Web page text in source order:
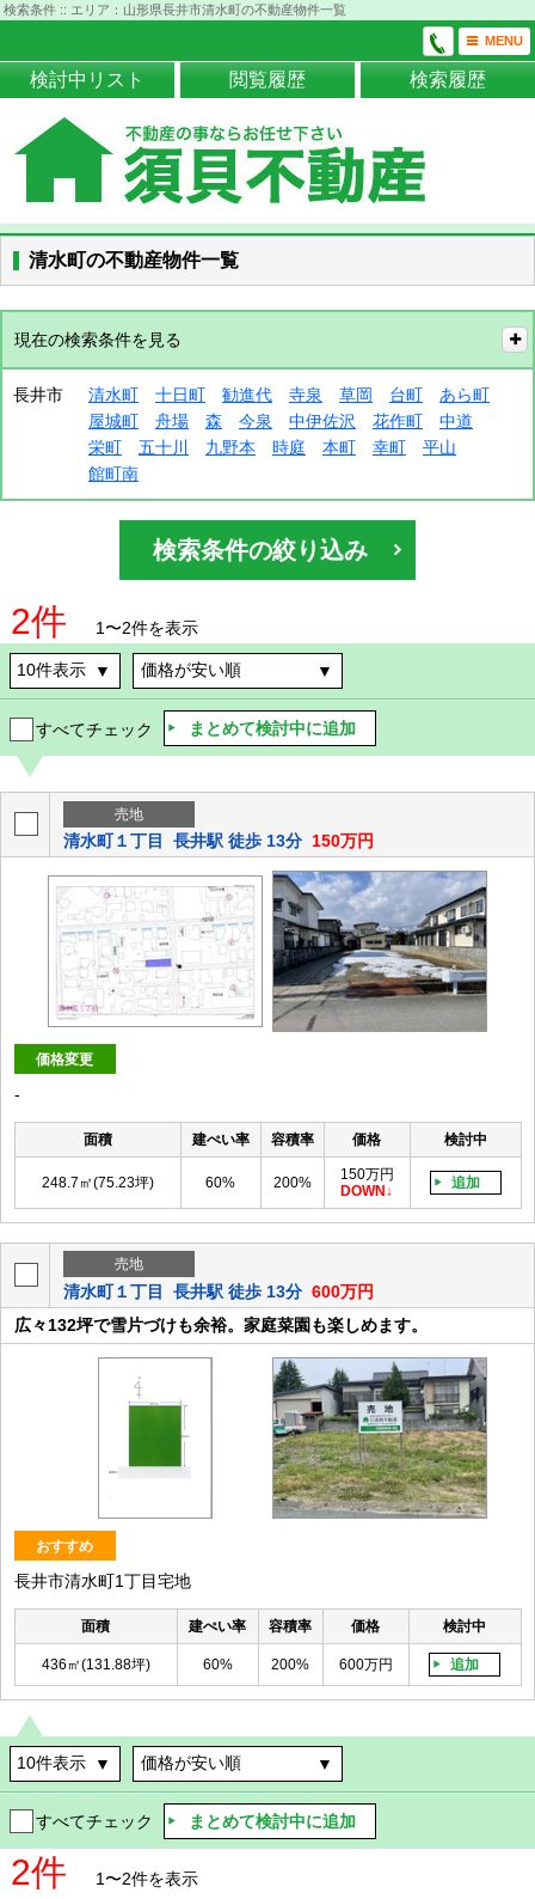
検索条件 :: エリア：山形県長井市清水町の不動産物件一覧
MENU
検討中リスト 閲覧履歴 検索履歴
清水町の不動産物件一覧
現在の検索条件を見る
長井市 清水町 十日町 勧進代 寺泉 草岡 台町
あら町
屋城町
舟場 森 今泉 中伊佐沢 花作町
中道
栄町
五十川 九野本 時庭 本町 幸町
平山
館町南
検索条件の絞り込み
2件 1〜2件を表示
すべてチェック まとめて検討中に追加
売地
清水町１丁目 長井駅 徒歩 13分 150万円
価格変更
-
面積 建ぺい率 容積率 価格 検討中
248.7㎡(75.23坪) 60% 200%
150万円
DOWN
追加
売地
清水町１丁目 長井駅 徒歩 13分 600万円
広々132坪で雪片づけも余裕。家庭菜園も楽しめます。
おすすめ
長井市清水町1丁目宅地
面積 建ぺい率 容積率 価格 検討中
436㎡(131.88坪) 60% 200% 600万円 追加
すべてチェック まとめて検討中に追加
2件 1〜2件を表示